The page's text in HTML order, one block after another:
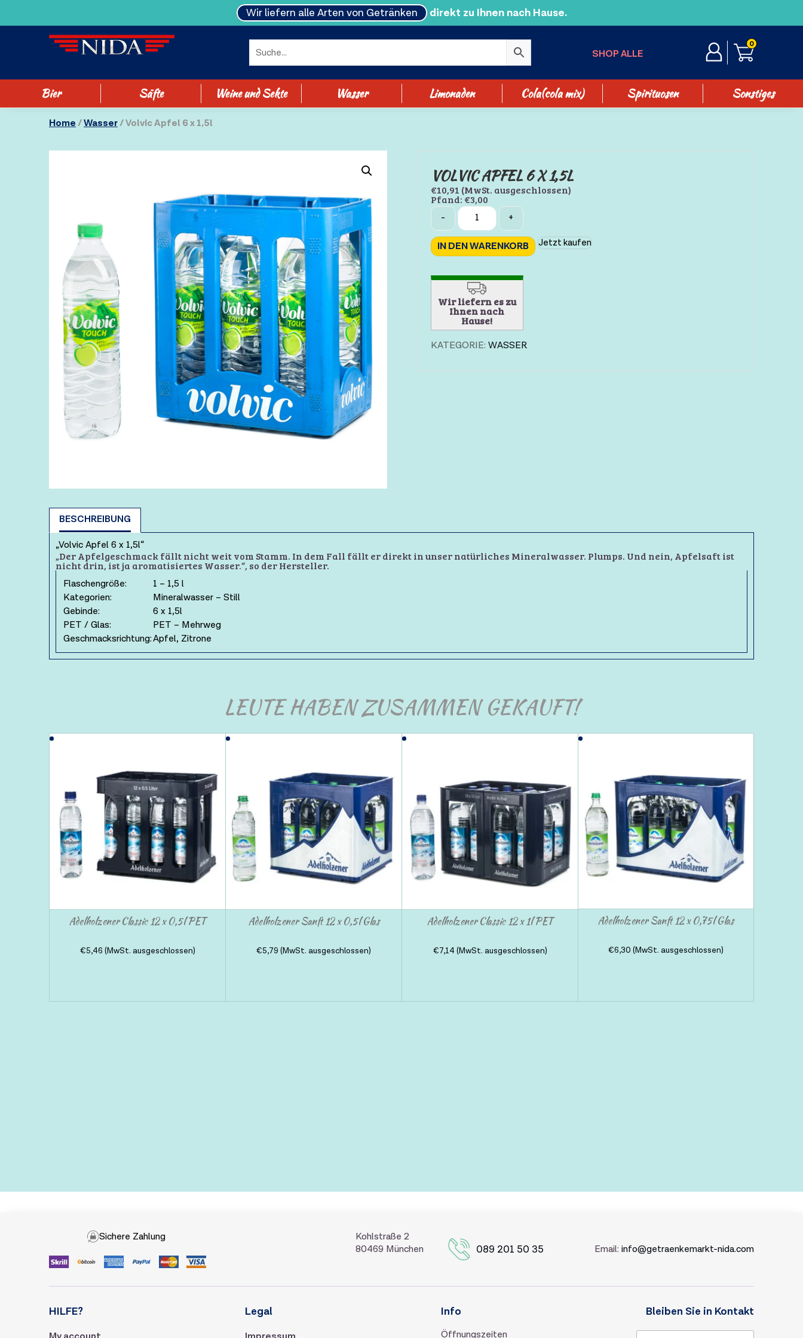
Wir liefern alle Arten von Getränken direkt zu Ihnen nach Hause.
SHOP ALLE
0
Bier Säfte Weine und Sekte Wasser Limonaden Cola(cola mix) Spirituosen Sonstiges
Home/Wasser/ Volvic Apfel 6 x 1,5l
VOLVIC APFEL 6 X 1,5L
€10,91 (MwSt. ausgeschlossen)
Pfand:€3,00
Quantity
- +
IN DEN WARENKORB Jetzt kaufen
Wir liefern es zu
Ihnen nach
Hause!
KATEGORIE: WASSER
BESCHREIBUNG
„Volvic Apfel 6 x 1,5l“
„Der Apfelgeschmack fällt nicht weit vom Stamm. In dem Fall fällt er direkt in unser natürliches Mineralwasser. Plumps. Und nein, Apfelsaft ist
nicht drin, ist ja aromatisiertes Wasser.“, so der Hersteller.
Flaschengröße:
1 – 1,5 l
Kategorien:
Mineralwasser – Still
Gebinde:
6 x 1,5l
PET / Glas:
PET – Mehrweg
Geschmacksrichtung:Apfel, Zitrone
LEUTE HABEN ZUSAMMEN GEKAUFT!
Adelholzener Classic 12 x 0,5l PET
€5,46 (MwSt. ausgeschlossen)
Adelholzener Sanft 12 x 0,5l Glas
€5,79 (MwSt. ausgeschlossen)
Adelholzener Classic 12 x 1l PET
€7,14 (MwSt. ausgeschlossen)
Adelholzener Sanft 12 x 0,75l Glas
€6,30 (MwSt. ausgeschlossen)
Sichere Zahlung
Kohlstraße 2
80469 München
089 201 50 35 Email: info@getraenkemarkt-nida.com
HILFE? Legal Info
Öffnungszeiten
Bleiben Sie in Kontakt
E